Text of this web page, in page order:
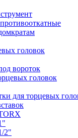
головок
вороток
головок
для торцевых
2"